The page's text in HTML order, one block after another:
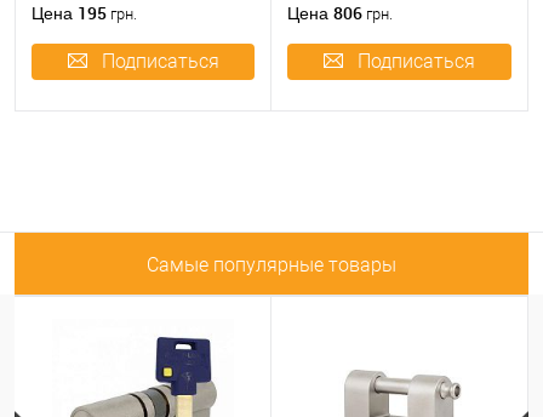
Цена 195 грн.
Подписаться
Цена 806 грн.
Подписаться
Самые популярные товары